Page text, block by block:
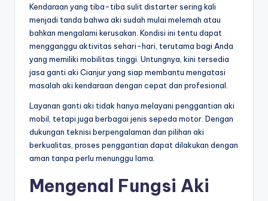
Kendaraan yang tiba-tiba sulit distarter sering kali
menjadi tanda bahwa aki sudah mulai melemah atau
bahkan mengalami kerusakan. Kondisi ini tentu dapat
mengganggu aktivitas sehari-hari, terutama bagi Anda
yang memiliki mobilitas tinggi. Untungnya, kini tersedia
jasa ganti aki Cianjur yang siap membantu mengatasi
masalah aki kendaraan dengan cepat dan profesional.
Layanan ganti aki tidak hanya melayani penggantian aki
mobil, tetapi juga berbagai jenis sepeda motor. Dengan
dukungan teknisi berpengalaman dan pilihan aki
berkualitas, proses penggantian dapat dilakukan dengan
aman tanpa perlu menunggu lama.
Mengenal Fungsi Aki